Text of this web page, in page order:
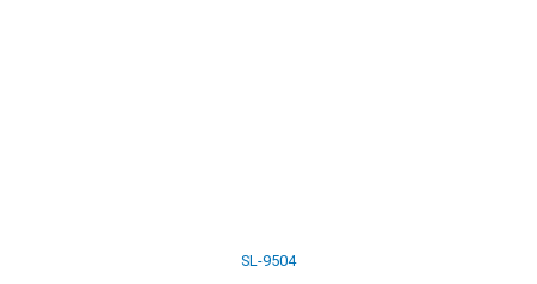
SL-9504